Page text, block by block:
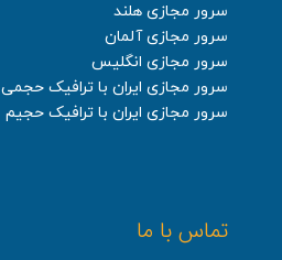
سرور مجازی هلند
سرور مجازی آلمان
سرور مجازی انگلیس
سرور مجازی ایران با ترافیک حجمی
سرور مجازی ایران با ترافیک حجیم
تماس با ما